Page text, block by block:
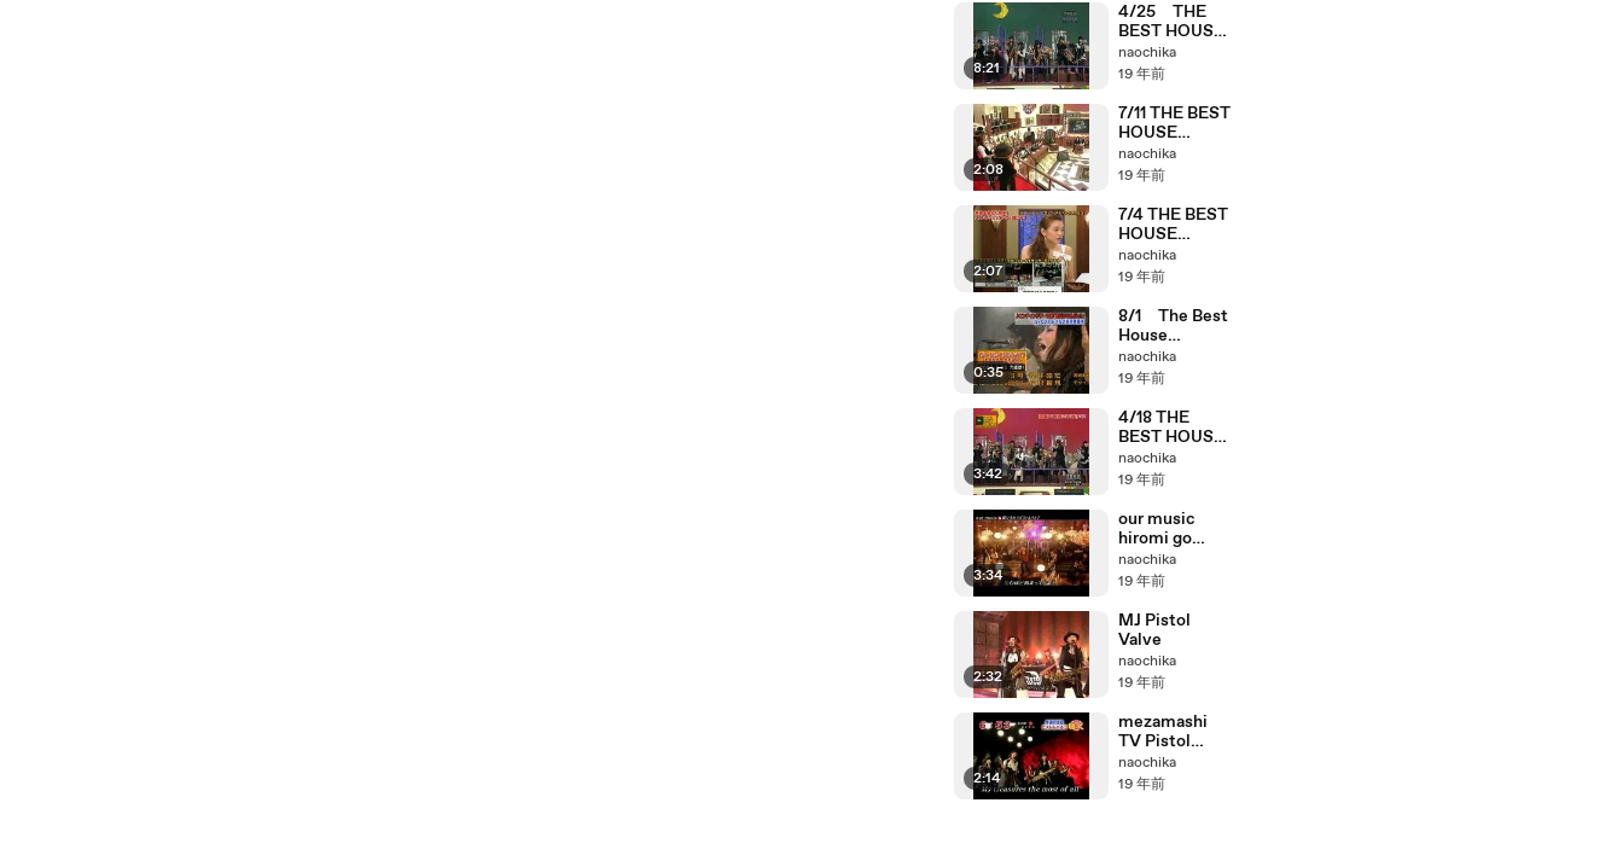
8:21
4/25 THE
BEST HOUSE
PISTOL
VALVE
naochika
19 年前
2:08
7/11 THE BEST
HOUSE
PISTOL
VALVE
naochika
19 年前
2:07
7/4 THE BEST
HOUSE
PISTOL
VALVE
naochika
19 年前
0:35
8/1 The Best
House
SHOOT
DOWN
VALVE
naochika
19 年前
3:42
4/18 THE
BEST HOUSE
PISTOL
VALVE
naochika
19 年前
3:34
our music
hiromi go
pistol valve
boomboombo
naochika
19 年前
2:32
MJ Pistol
Valve
naochika
19 年前
2:14
mezamashi
TV Pistol
Valve
naochika
19 年前